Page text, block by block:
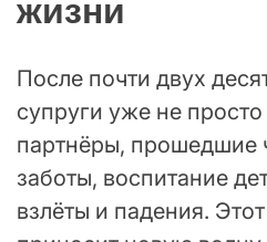
жизни
После почти двух
супруги уже не
партнёры, прошедшие
заботы, воспитание
взлёты и падения.